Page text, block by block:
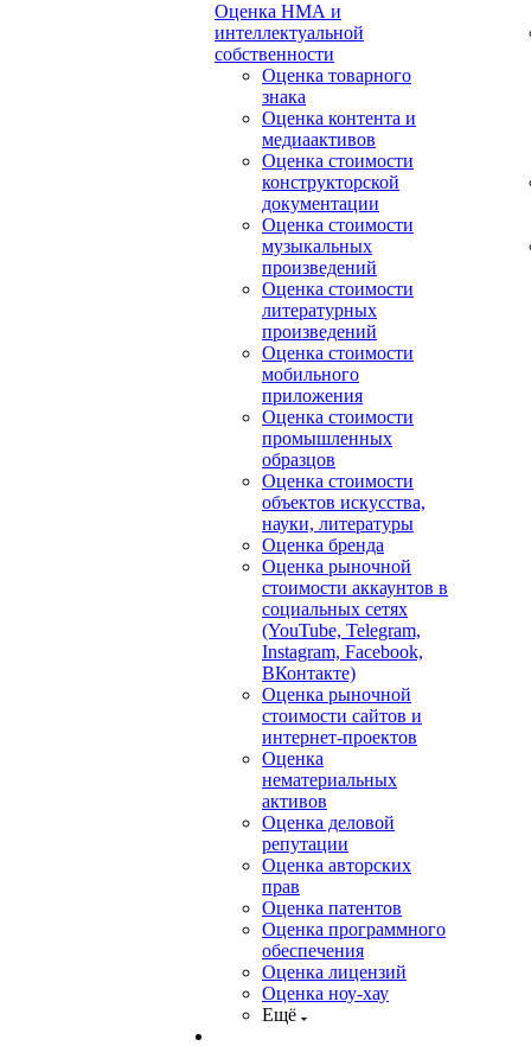
Оценка НМА и
интеллектуальной
собственности
Оценка товарного
знака
Оценка контента и
медиаактивов
Оценка стоимости
конструкторской
документации
Оценка стоимости
музыкальных
произведений
Оценка стоимости
литературных
произведений
Оценка стоимости
мобильного
приложения
Оценка стоимости
промышленных
образцов
Оценка стоимости
объектов искусства,
науки, литературы
Оценка бренда
Оценка рыночной
стоимости аккаунтов в
социальных сетях
(YouTube, Telegram,
Instagram, Facebook,
ВКонтакте)
Оценка рыночной
стоимости сайтов и
интернет-проектов
Оценка
нематериальных
активов
Оценка деловой
репутации
Оценка авторских
прав
Оценка патентов
Оценка программного
обеспечения
Оценка лицензий
Оценка ноу-хау
Ещё